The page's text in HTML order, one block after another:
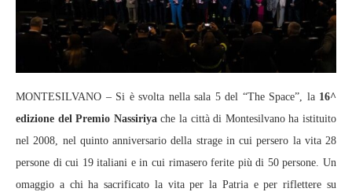
MONTESILVANO – Si è svolta nella sala 5 del “The Space”, la 16^
edizione del Premio Nassiriyache la città di Montesilvano ha istituito
nel 2008, nel quinto anniversario della strage in cui persero la vita 28
persone di cui 19 italiani e in cui rimasero ferite più di 50 persone. Un
omaggio a chi ha sacrificato la vita per la Patria e per riflettere su